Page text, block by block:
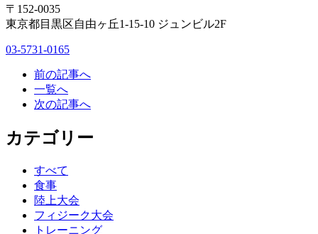
〒152-0035
東京都目黒区自由ヶ丘1-15-10 ジュンビル2F
03-5731-0165
前の記事へ
一覧へ
次の記事へ
カテゴリー
すべて
食事
陸上大会
フィジーク大会
トレーニング